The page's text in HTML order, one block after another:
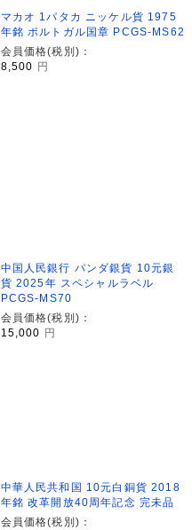
マカオ 1パタカ ニッケル貨 1975
年銘 ポルトガル国章 PCGS-MS62
会員価格(税別)：
8,500
円
中国人民銀行 パンダ銀貨 10元銀
貨 2025年 スペシャルラベル
PCGS-MS70
会員価格(税別)：
15,000 円
中華人民共和国 10元白銅貨 2018
年銘 改革開放40周年記念 完未品
会員価格(税別)：